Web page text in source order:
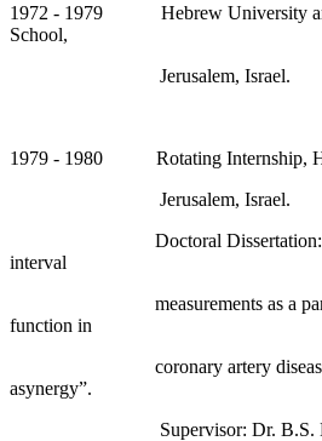
1972 - 1979 Hebrew University
School,
Jerusalem, Israel.
1979 - 1980 Rotating Internship,
Jerusalem, Israel.
Doctoral
interval
measurements as a
function in
coronary artery disease
asynergy”.
Supervisor: Dr. B.S.